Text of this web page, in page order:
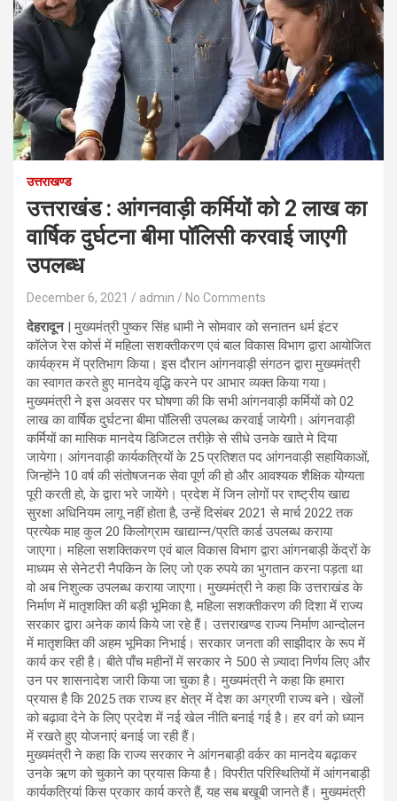
उत्तराखण्ड
उत्तराखंड : आंगनवाड़ी कर्मियों को 2 लाख का
वार्षिक दुर्घटना बीमा पॉलिसी करवाई जाएगी
उपलब्ध
December 6, 2021 admin No Comments
देहरादून| मुख्यमंत्री पुष्कर सिंह धामी ने सोमवार को सनातन धर्म इंटर
कॉलेज रेस कोर्स में महिला सशक्तीकरण एवं बाल विकास विभाग द्वारा आयोजित
कार्यक्रम में प्रतिभाग किया। इस दौरान आंगनवाड़ी संगठन द्वारा मुख्यमंत्री
का स्वागत करते हुए मानदेय वृद्धि करने पर आभार व्यक्त किया गया।
मुख्यमंत्री ने इस अवसर पर घोषणा की कि सभी आंगनवाड़ी कर्मियों को 02
लाख का वार्षिक दुर्घटना बीमा पॉलिसी उपलब्ध करवाई जायेगी। आंगनवाड़ी
कर्मियों का मासिक मानदेय डिजिटल तरीक़े से सीधे उनके खाते मे दिया
जायेगा। आंगनवाड़ी कार्यकत्रियों के 25 प्रतिशत पद आंगनवाड़ी सहायिकाओं,
जिन्होंने 10 वर्ष की संतोषजनक सेवा पूर्ण की हो और आवश्यक शैक्षिक योग्यता
पूरी करती हो, के द्वारा भरे जायेंगे। प्रदेश में जिन लोगों पर राष्ट्रीय खाद्य
सुरक्षा अधिनियम लागू नहीं होता है, उन्हें दिसंबर 2021 से मार्च 2022 तक
प्रत्येक माह कुल 20 किलोग्राम खाद्यान्न/प्रति कार्ड उपलब्ध कराया
जाएगा। महिला सशक्तिकरण एवं बाल विकास विभाग द्वारा आंगनबाड़ी केंद्रों के
माध्यम से सेनेटरी नैपकिन के लिए जो एक रुपये का भुगतान करना पड़ता था
वो अब निशुल्क उपलब्ध कराया जाएगा। मुख्यमंत्री ने कहा कि उत्तराखंड के
निर्माण में मातृशक्ति की बड़ी भूमिका है, महिला सशक्तीकरण की दिशा में राज्य
सरकार द्वारा अनेक कार्य किये जा रहे हैं। उत्तराखण्ड राज्य निर्माण आन्दोलन
में मातृशक्ति की अहम भूमिका निभाई। सरकार जनता की साझीदार के रूप में
कार्य कर रही है। बीते पाँच महीनों में सरकार ने 500 से ज़्यादा निर्णय लिए और
उन पर शासनादेश जारी किया जा चुका है। मुख्यमंत्री ने कहा कि हमारा
प्रयास है कि 2025 तक राज्य हर क्षेत्र में देश का अग्रणी राज्य बने। खेलों
को बढ़ावा देने के लिए प्रदेश में नई खेल नीति बनाई गई है। हर वर्ग को ध्यान
में रखते हुए योजनाएं बनाई जा रही हैं।
मुख्यमंत्री ने कहा कि राज्य सरकार ने आंगनबाड़ी वर्कर का मानदेय बढ़ाकर
उनके ऋण को चुकाने का प्रयास किया है। विपरीत परिस्थितियों में आंगनबाड़ी
कार्यकत्रियां किस प्रकार कार्य करते हैं, यह सब बखूबी जानते हैं। मुख्यमंत्री